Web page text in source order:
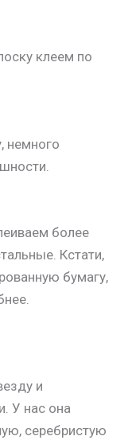
клеем по
немного
более
Кстати,
бумагу,
и
У нас она
серебристую